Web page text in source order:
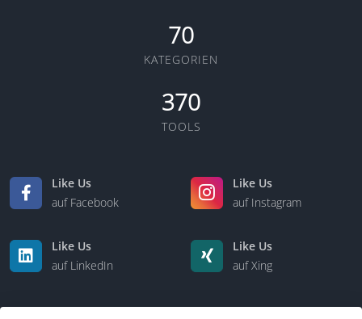
70
KATEGORIEN
370
TOOLS
Like Us
auf Facebook
Like Us
auf Instagram
Like Us
auf LinkedIn
Like Us
auf Xing